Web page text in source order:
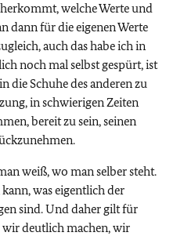
welche Werte und
dann für die eigenen Werte
auch das habe ich in
noch mal selbst gespürt, ist
die Schuhe des anderen zu
in schwierigen Zeiten
bereit zu sein, seinen
weiß, wo man selber steht.
was eigentlich der
sind. Und daher gilt für
wir deutlich machen, wir